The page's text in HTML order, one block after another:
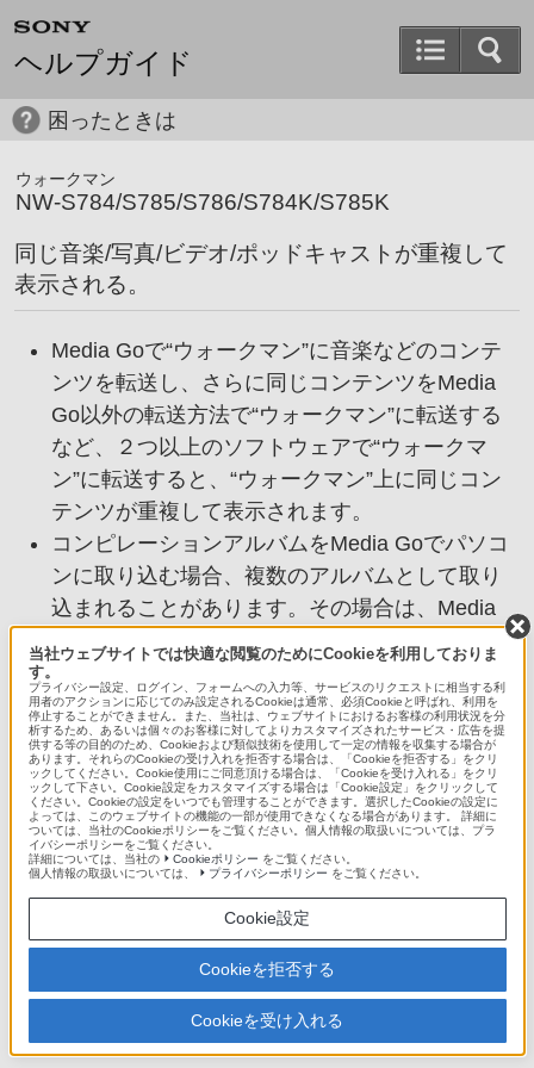
ヘルプガイド
困ったときは
ウォークマン
NW-S784/S785/S786/S784K/S785K
同じ音楽/写真/ビデオ/ポッドキャストが重複して
表示される。
Media Goで“ウォークマン”に音楽などのコンテ
ンツを転送し、さらに同じコンテンツをMedia
Go以外の転送方法で“ウォークマン”に転送する
など、２つ以上のソフトウェアで“ウォークマ
ン”に転送すると、“ウォークマン”上に同じコン
テンツが重複して表示されます。
コンピレーションアルバムをMedia Goでパソコ
ンに取り込む場合、複数のアルバムとして取り
込まれることがあります。その場合は、Media
Goで1つのアルバムになるように編集してか
編集について詳しくは、Media Goのヘルプをご
覧ください。
ご利用について
4-466-614-01(1)
Copyright 2013 Sony Marketing(Japan) Inc.
当社ウェブサイトでは快適な閲覧のためにCookieを利用しておりま
す。
プライバシー設定、ログイン、フォームへの入力等、サービスのリクエストに相当する利
用者のアクションに応じてのみ設定されるCookieは通常、必須Cookieと呼ばれ、利用を
停止することができません。また、当社は、ウェブサイトにおけるお客様の利用状況を分
析するため、あるいは個々のお客様に対してよりカスタマイズされたサービス・広告を提
供する等の目的のため、Cookieおよび類似技術を使用して一定の情報を収集する場合が
あります。それらのCookieの受け入れを拒否する場合は、「Cookieを拒否する」をクリ
ックしてください。Cookie使用にご同意頂ける場合は、「Cookieを受け入れる」をクリ
ックして下さい。Cookie設定をカスタマイズする場合は「Cookie設定」をクリックして
ください。Cookieの設定をいつでも管理することができます。選択したCookieの設定に
よっては、このウェブサイトの機能の一部が使用できなくなる場合があります。 詳細に
ついては、当社のCookieポリシーをご覧ください。個人情報の取扱いについては、プラ
イバシーポリシーをご覧ください。
詳細については、当社の
Cookieポリシー をご覧ください。
個人情報の取扱いについては、
プライバシーポリシー をご覧ください。
Cookie設定
Cookieを拒否する
Cookieを受け入れる